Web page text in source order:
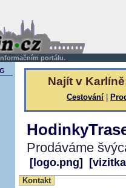
portálu.
Najít v
Cestování
Prodáváme
[logo.png]
Kontakt